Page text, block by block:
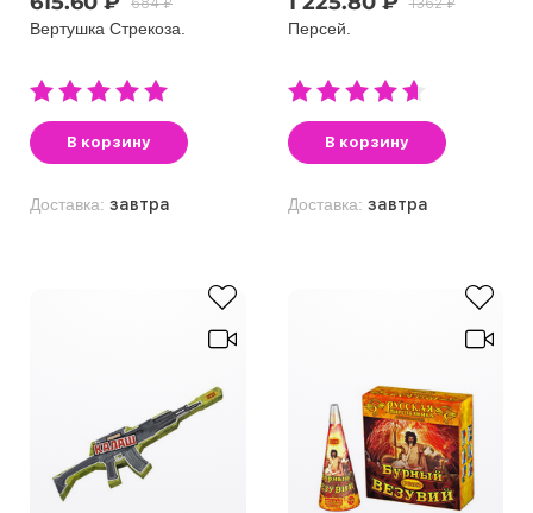
Вертушка Стрекоза.
В корзину
Доставка: завтра
Персей.
В корзину
Доставка: завтра